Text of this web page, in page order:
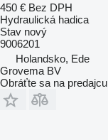
450 € Bez DPH
Hydraulická hadica
Stav nový
9006201
Holandsko, Ede
Grovema BV
Obráťte sa na predajcu